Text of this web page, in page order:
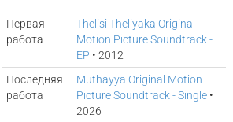
Первая
работа
Thelisi Theliyaka Original
Motion Picture Soundtrack -
EP • 2012
Последняя
работа
Muthayya Original Motion
Picture Soundtrack - Single •
2026